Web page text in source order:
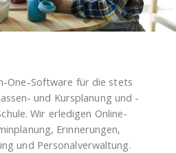
One-Software für die stets
und Kursplanung und -
Wir erledigen Online-
Erinnerungen,
und Personalverwaltung.